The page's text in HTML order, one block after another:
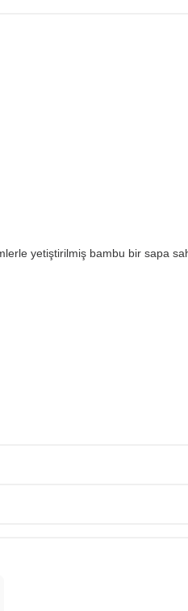
yetiştirilmiş bambu bir sapa